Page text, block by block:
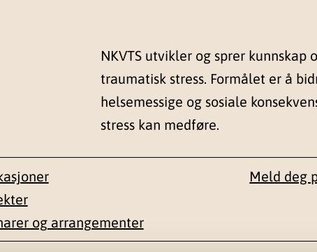
NKVTS utvikler og sprer kunnskap
traumatisk stress. Formålet er å
helsemessige og sosiale
stress kan medføre.
og arrangementer
Meld deg